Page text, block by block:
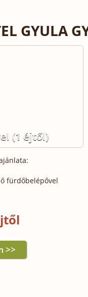
GYULA
(1 éjtől)
fürdőbelépővel
>>